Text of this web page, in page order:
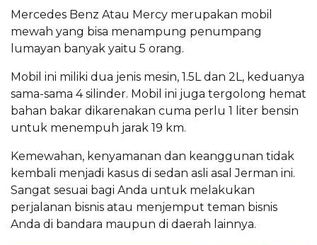
Mercedes Benz Atau Mercy merupakan mobil
mewah yang bisa menampung penumpang
lumayan banyak yaitu 5 orang.
Mobil ini miliki dua jenis mesin, 1.5L dan 2L, keduanya
sama-sama 4 silinder. Mobil ini juga tergolong hemat
bahan bakar dikarenakan cuma perlu 1 liter bensin
untuk menempuh jarak 19 km.
Kemewahan, kenyamanan dan keanggunan tidak
kembali menjadi kasus di sedan asli asal Jerman ini.
Sangat sesuai bagi Anda untuk melakukan
perjalanan bisnis atau menjemput teman bisnis
Anda di bandara maupun di daerah lainnya.